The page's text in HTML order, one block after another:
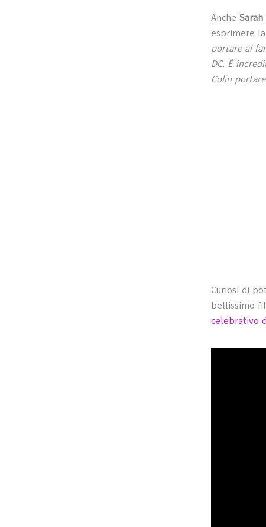
Anche
esprimere
portare ai
DC. È
Colin
Curiosi di
bellissimo
celebrativo